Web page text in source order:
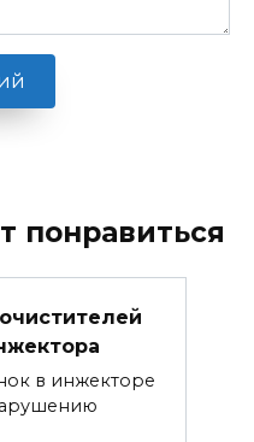
понравиться
в инжекторе